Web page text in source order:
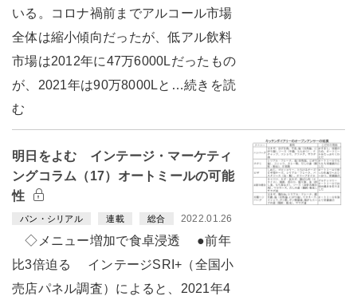
いる。コロナ禍前までアルコール市場
全体は縮小傾向だったが、低アル飲料
市場は2012年に47万6000Lだったもの
が、2021年は90万8000Lと…続きを読
む
明日をよむ インテージ・マーケティ
ングコラム（17）オートミールの可能
性
パン・シリアル 連載 総合 2022.01.26
◇メニュー増加で食卓浸透 ●前年
比3倍迫る インテージSRI+（全国小
売店パネル調査）によると、2021年4